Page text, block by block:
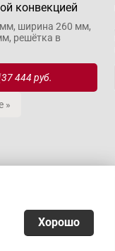
конвекцией
ширина 260 мм,
решётка в
37 444 руб.
»
Хорошо